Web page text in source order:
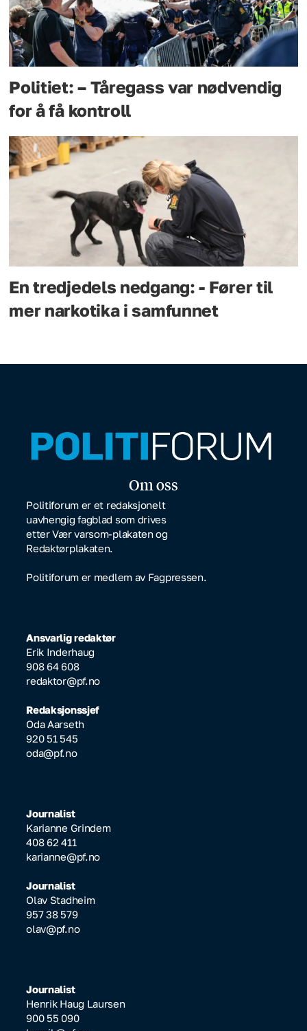
Politiet: – Tåregass var nødvendig
for å få kontroll
En tredjedels nedgang: - Fører til
mer narkotika i samfunnet
Om oss
Politiforum er et redaksjonelt
uavhengig fagblad som drives
etter Vær varsom-plakaten og
Redaktørplakaten.
Politiforum er medlem av Fagpressen.
Ansvarlig redaktør
Erik Inderhaug
908 64 608
redaktor@pf.no
Redaksjonssjef
Oda Aarseth
920 51 545
oda@pf.no
Journalist
Karianne Grindem
408 62 411
karianne@pf.no
Journalist
Olav Stadheim
957 38 579
olav@pf.no
Journalist
Henrik Haug Laursen
900 55 090